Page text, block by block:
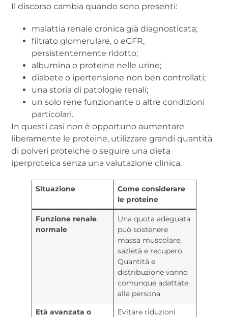
Il discorso cambia quando sono presenti:
malattia renale cronica già diagnosticata;
filtrato glomerulare, o eGFR,
persistentemente ridotto;
albumina o proteine nelle urine;
diabete o ipertensione non ben controllati;
una storia di patologie renali;
un solo rene funzionante o altre condizioni
particolari.
In questi casi non è opportuno aumentare
liberamente le proteine, utilizzare grandi quantità
di polveri proteiche o seguire una dieta
iperproteica senza una valutazione clinica.
Situazione
Come considerare
le proteine
Funzione renale
normale
Una quota adeguata
può sostenere
massa muscolare,
sazietà e recupero.
Quantità e
distribuzione vanno
comunque adattate
alla persona.
Età avanzata o
Evitare riduzioni